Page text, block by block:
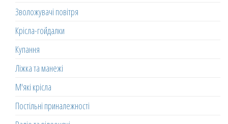
Зволожувачі повітря
Крісла-гойдалки
Купання
Ліжка та манежі
М'які крісла
Постільні приналежності